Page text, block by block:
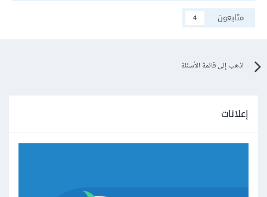
متابعون
4
اذهب إلى قائمة الأسئلة
إعلانات